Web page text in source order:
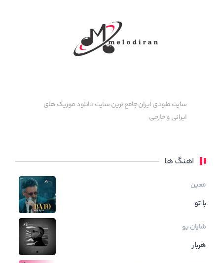
سایت ملودی ایران جامع ترین سایت دانلود موزیک های
ایرانی و خارجی
اهنگ ها
معین
با تو
شایان یو
هربار